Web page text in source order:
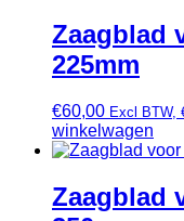
Zaagblad
225mm
€60,00 Excl BTW,
winkelwagen
Zaagblad